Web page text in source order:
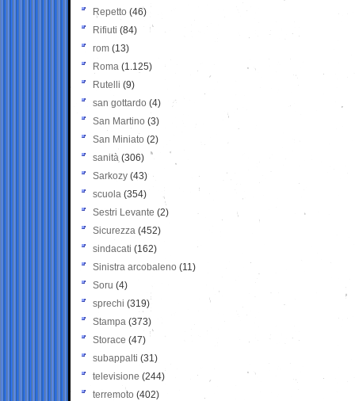
Repetto (46)
Rifiuti (84)
rom (13)
Roma (1.125)
Rutelli (9)
san gottardo (4)
San Martino (3)
San Miniato (2)
sanità (306)
Sarkozy (43)
scuola (354)
Sestri Levante (2)
Sicurezza (452)
sindacati (162)
Sinistra arcobaleno (11)
Soru (4)
sprechi (319)
Stampa (373)
Storace (47)
subappalti (31)
televisione(244)
terremoto (402)